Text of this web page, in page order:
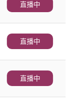
直播中
直播中
直播中